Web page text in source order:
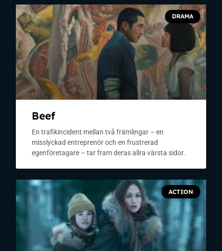
DRAMA
Beef
En trafikincident mellan två främlingar – en
misslyckad entreprenör och en frustrerad
egenföretagare – tar fram deras allra värsta sidor.
ACTION